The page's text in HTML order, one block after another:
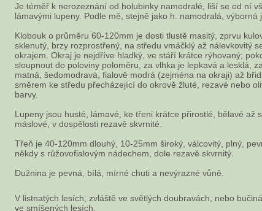
Je téměř k nerozeznání od holubinky namodralé, liší se od ní
lámavými lupeny. Podle mě, stejně jako h. namodralá, výborná
Klobouk o průměru 60-120mm je dosti tlustě masitý, zprvu
sklenutý, brzy rozprostřený, na středu vmáčklý až nálevkovitý
okrajem. Okraj je nejdříve hladký, ve stáří krátce rýhovaný;
sloupnout do poloviny poloměru, za vlhka je lepkavá a lesklá,
matná, šedomodravá, fialově modrá (zejména na okraji) až
směrem ke středu přecházející do okrově žluté, rezavé nebo
barvy.
Lupeny jsou husté, lámavé, ke třeni krátce přirostlé, bělavé až
máslové, v dospělosti rezavě skvrnité.
Třeň je 40-120mm dlouhý, 10-25mm široký, válcovitý, plný,
někdy s růžovofialovým nádechem, dole rezavě skvrnitý.
Dužnina je pevná, bílá, mírné chuti a nevýrazné vůně.
V listnatých lesích, zvláště ve světlých doubravách, nebo
ve smíšených lesích.